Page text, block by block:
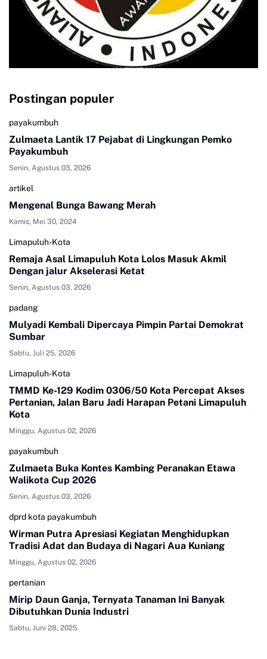
Postingan populer
payakumbuh
Zulmaeta Lantik 17 Pejabat di Lingkungan Pemko
Payakumbuh
Senin, Agustus 03, 2026
artikel
Mengenal Bunga Bawang Merah
Kamis, Mei 30, 2024
Limapuluh-Kota
Remaja Asal Limapuluh Kota Lolos Masuk Akmil
Dengan jalur Akselerasi Ketat
Senin, Agustus 03, 2026
padang
Mulyadi Kembali Dipercaya Pimpin Partai Demokrat
Sumbar
Sabtu, Juli 25, 2026
Limapuluh-Kota
TMMD Ke-129 Kodim 0306/50 Kota Percepat Akses
Pertanian, Jalan Baru Jadi Harapan Petani Limapuluh
Kota
Minggu, Agustus 02, 2026
payakumbuh
Zulmaeta Buka Kontes Kambing Peranakan Etawa
Walikota Cup 2026
Senin, Agustus 03, 2026
dprd kota payakumbuh
Wirman Putra Apresiasi Kegiatan Menghidupkan
Tradisi Adat dan Budaya di Nagari Aua Kuniang
Minggu, Agustus 02, 2026
pertanian
Mirip Daun Ganja, Ternyata Tanaman Ini Banyak
Dibutuhkan Dunia Industri
Sabtu, Juni 28, 2025